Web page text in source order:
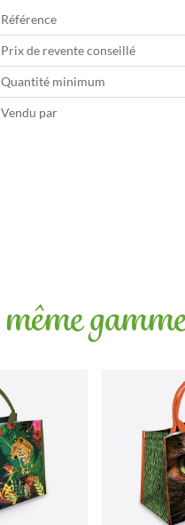
Référence
Prix de revente conseillé
Quantité minimum
Vendu par
même gamme